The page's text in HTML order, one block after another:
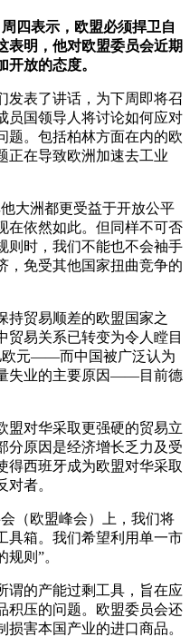
四表示，欧盟必须捍卫自
表明，他对欧盟委员会近期
放的态度。
发表了讲话，为下周即将召
员国领导人将讨论如何应对
题。包括柏林方面在内的欧
正在导致欧洲加速去工业
大洲都更受益于开放公平
在依然如此。但同样不可否
则时，我们不能也不会袖手
，免受其他国家扭曲竞争的
持贸易顺差的欧盟国家之
贸易关系已转变为令人瞠目
元——而中国被广泛认为
失业的主要原因——目前德
盟对华采取更强硬的贸易立
原因是经济增长乏力及受
西班牙成为欧盟对华采取
者。
（欧盟峰会）上，我们将
具箱。我们希望利用单一市
则”。
谓的产能过剩工具，旨在应
积压的问题。欧盟委员会还
害本国产业的进口商品。